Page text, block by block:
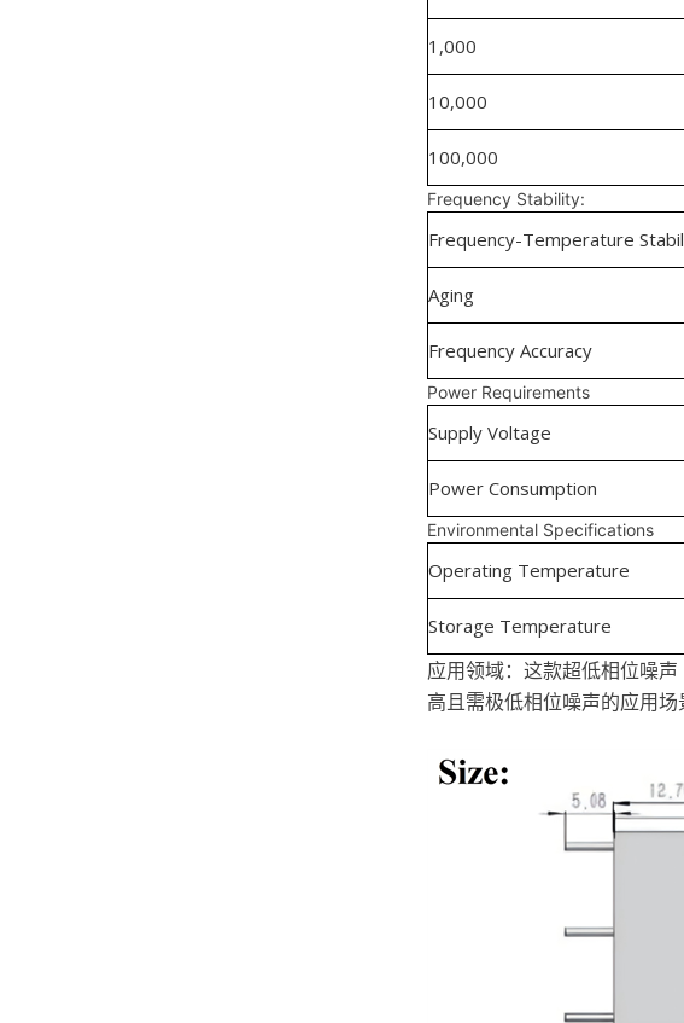
1,000
10,000
100,000
Frequency Stability:
Frequency-Temperature
Aging
Frequency Accuracy
Power Requirements
Supply Voltage
Power Consumption
Environmental Specifications
Operating Temperature
Storage Temperature
应用领域：这款超低相位噪
高且需极低相位噪声的应用场